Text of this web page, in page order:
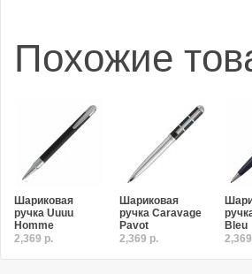
Похожие
Шариковая
ручка Uuuu
Homme
2,369 р.
Шариковая
ручка Caravage
Pavot
2,369 р.
Bleu